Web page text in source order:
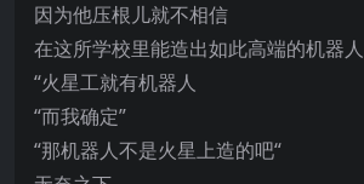
因为他压根儿就不相信
在这所学校里能造出如此高端的机器人
“火星工就有机器人
“而我确定”
“那机器人不是火星上造的吧“